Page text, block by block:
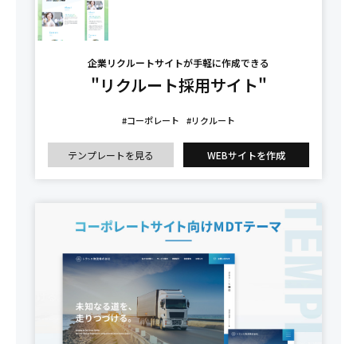
企業リクルートサイトが手軽に作成できる
"リクルート採用サイト"
#コーポレート #リクルート
テンプレートを見る WEBサイトを作成